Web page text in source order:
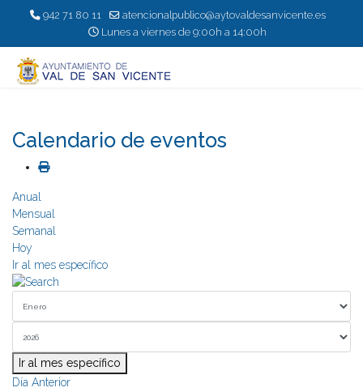
942 71 80 11
atencionalpublico@aytovaldesanvicente.es
Lunes a viernes de 9:00h a 14:00h
Calendario de eventos
Anual
Mensual
Semanal
Hoy
Ir al mes específico
Ir al mes específico
Día Anterior